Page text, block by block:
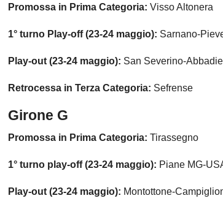
Promossa in Prima Categoria: Visso Altonera
1° turno Play-off (23-24 maggio): Sarnano-
Play-out (23-24 maggio): San Severino-
Retrocessa in Terza Categoria: Sefrense
Girone G
Promossa in Prima Categoria: Tirassegno
1° turno play-off (23-24 maggio): Piane MG-
Play-out (23-24 maggio): Montottone-